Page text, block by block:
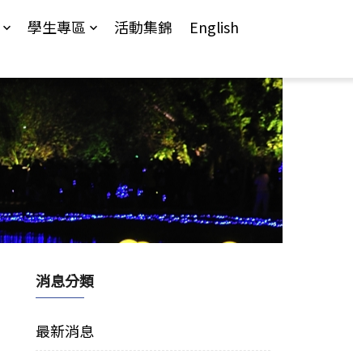
學生專區 活動集錦 English
消息分類
最新消息